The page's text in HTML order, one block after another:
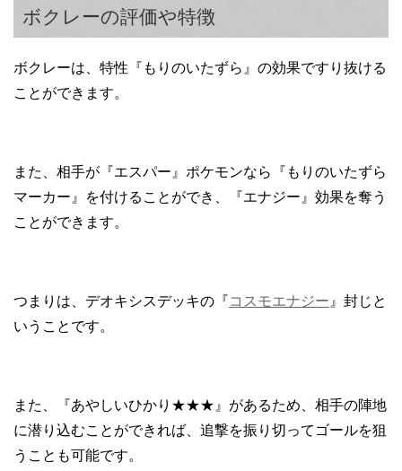
ボクレーの評価や特徴
ボクレーは、特性『もりのいたずら』の効果ですり抜ける
ことができます。
また、相手が『エスパー』ポケモンなら『もりのいたずら
マーカー』を付けることができ、『エナジー』効果を奪う
ことができます。
つまりは、デオキシスデッキの『コスモエナジー 』封じと
いうことです。
また、『あやしいひかり★★★』があるため、相手の陣地
に潜り込むことができれば、追撃を振り切ってゴールを狙
うことも可能です。